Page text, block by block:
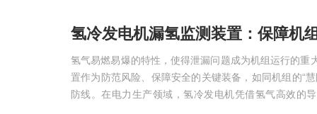
氢冷发电机漏氢监测装置：保障机
氢气易燃易爆的特性，使得泄漏问题成为机组运行的重
置作为防范风险、保障安全的关键装备，如同机组的“
防线。在电力生产领域，氢冷发电机凭借氢气高效的